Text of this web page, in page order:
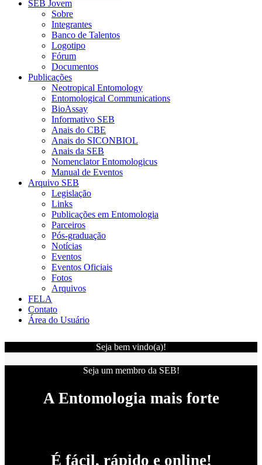
SEB Jovem
Sobre
Integrantes
Banco de Talentos
Logotipo
Fórum
Documentos
Publicações
Neotropical Entomology
Entomological Communications
BioAssay
Informativo SEB
Anais do CBE
Anais do SICONBIOL
Anais da SEB
Nomenclator Entomologicus
Manual de Eventos
Arquivo SEB
Legislação
Links
Publicações em Entomologia
Parceiros
Pós-graduação
Notícias
Eventos
Eventos Oficiais
Fotos
Arquivos
FELA
Contato
Área do Usuário
Seja bem vindo(a)!
Seja um membro da SEB!
A Entomologia mais forte
É fácil, rápido e online!